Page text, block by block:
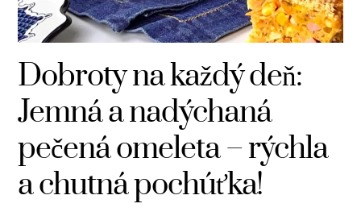
Dobroty na každý deň:
Jemná a nadýchaná
pečená omeleta – rýchla
a chutná pochúťka!